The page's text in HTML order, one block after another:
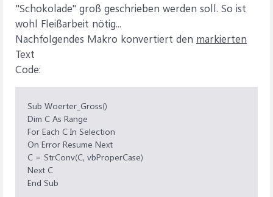
"Schokolade" groß geschrieben werden soll. So ist
wohl Fleißarbeit nötig...
Nachfolgendes Makro konvertiert den markierten
Text
Code:
Sub Woerter_Gross()
Dim C As Range
For Each C In Selection
On Error Resume Next
C = StrConv(C, vbProperCase)
Next C
End Sub